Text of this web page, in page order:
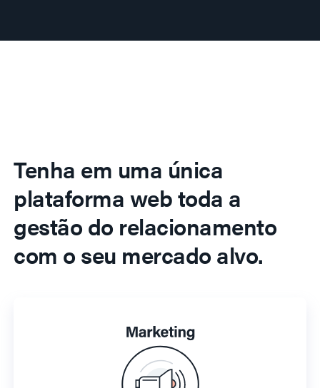
Tenha em uma única
plataforma web toda a
gestão do relacionamento
com o seu mercado alvo.